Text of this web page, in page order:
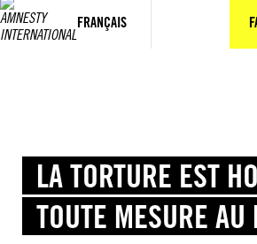
FRANÇAIS
LA TORTURE EST
TOUTE MESURE AU